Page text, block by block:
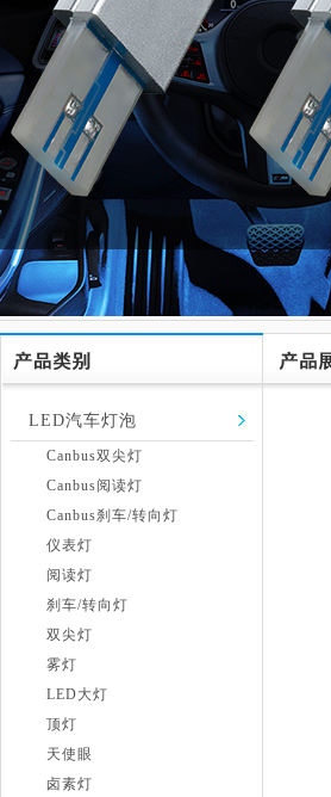
LED汽车灯泡
Canbus双尖灯
Canbus阅读灯
Canbus刹车/转向灯
仪表灯
阅读灯
刹车/转向灯
双尖灯
雾灯
LED大灯
顶灯
天使眼
卤素灯